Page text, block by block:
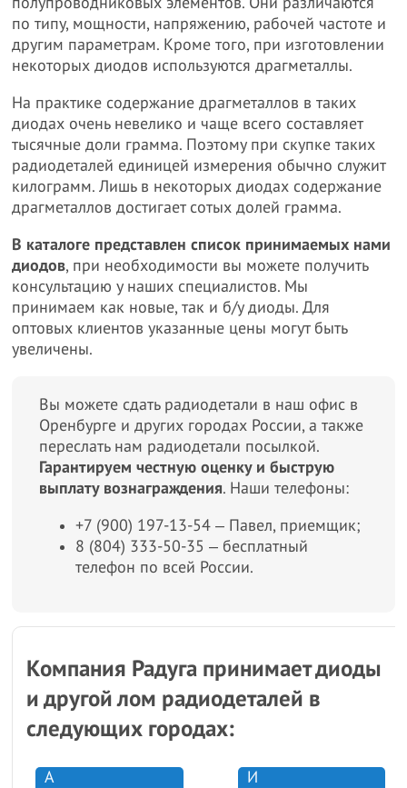
по типу, мощности, напряжению, рабочей частоте и
другим параметрам. Кроме того, при изготовлении
некоторых диодов используются драгметаллы.
На практике содержание драгметаллов в таких
диодах очень невелико и чаще всего составляет
тысячные доли грамма. Поэтому при скупке таких
радиодеталей единицей измерения обычно служит
килограмм. Лишь в некоторых диодах содержание
драгметаллов достигает сотых долей грамма.
В каталоге представлен список принимаемых нами
диодов, при необходимости вы можете получить
консультацию у наших специалистов. Мы
принимаем как новые, так и б/у диоды. Для
оптовых клиентов указанные цены могут быть
увеличены.
Вы можете сдать радиодетали в наш офис в
Оренбурге и других городах России, а также
переслать нам радиодетали посылкой.
Гарантируем честную оценку и быструю
выплату вознаграждения. Наши телефоны:
+7 (900) 197-13-54 ‒ Павел, приемщик;
8 (804) 333-50-35 ‒ бесплатный
телефон по всей России.
Компания Радуга принимает диоды
и другой лом радиодеталей в
следующих городах:
А
И